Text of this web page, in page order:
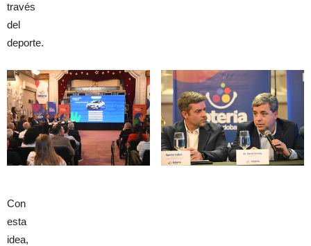
través
del
deporte.
Con
esta
idea,